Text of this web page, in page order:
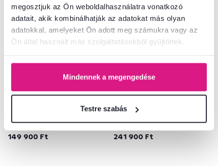
megosztjuk az Ön weboldalhasználatra vonatkozó
adatait, akik kombinálhatják az adatokat más olyan
adatokkal, amelyeket Ön adott meg számukra vagy az
Ön által használt más szolgáltatásokból gyűjtöttek.
Mindennek a megengedése
Testre szabás
Dívány rakodótérrel, balos
149 900 Ft
Heverő tárhellyel, molitán,
90x200 cm, NAPOLI
241 900 Ft